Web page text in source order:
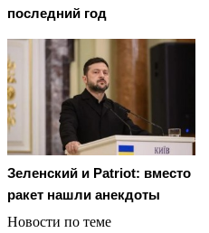
последний год
Зеленский и Patriot: вместо
ракет нашли анекдоты
Новости по теме